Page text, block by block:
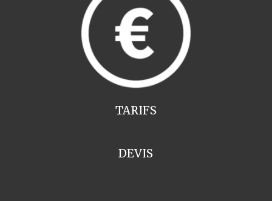
TARIFS
DEVIS